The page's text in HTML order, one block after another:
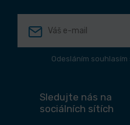
Odesláním souhlasím
Sledujte nás na
sociálních sítích